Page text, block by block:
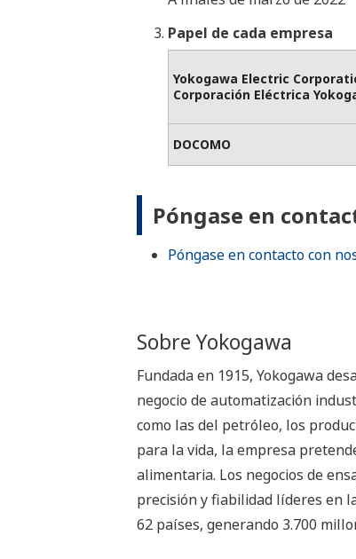
Papel de cada empresa
Yokogawa Electric
Corporación Eléctrica
DOCOMO
Póngase en
Póngase en contacto con
Sobre Yokogawa
Fundada en 1915, Yokogawa
negocio de automatización
como las del petróleo, los
para la vida, la empresa
alimentaria. Los negocios de
precisión y fiabilidad líderes en
62 países, generando 3.700